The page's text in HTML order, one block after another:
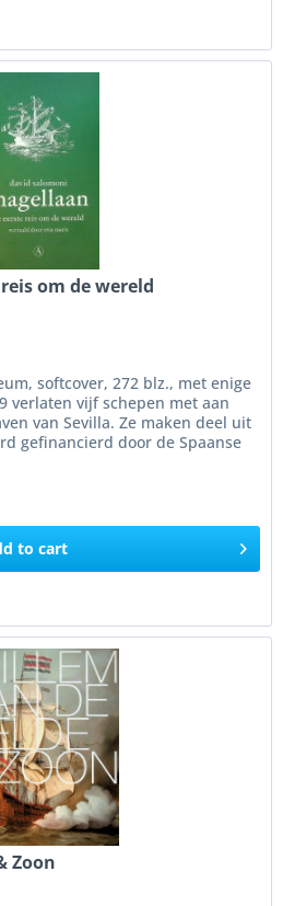
om de wereld
softcover, 272 blz., met enige
verlaten vijf schepen met aan
van Sevilla. Ze maken deel uit
gefinancierd door de Spaanse
to cart
Zoon